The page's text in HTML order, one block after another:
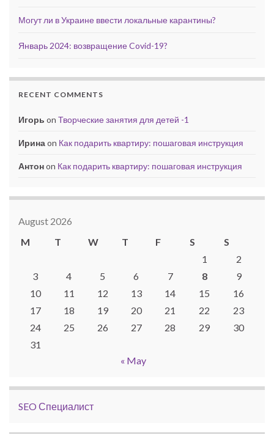
Могут ли в Украине ввести локальные карантины?
Январь 2024: возвращение Covid-19?
RECENT COMMENTS
Игорь on Творческие занятия для детей -1
Иринаon Как подарить квартиру: пошаговая инструкция
Антонon Как подарить квартиру: пошаговая инструкция
August 2026
M
T W T F S
S
1
2
3
4 5 6 7 8
9
10
11 12 13 14 15
16
17
18 19 20 21 22
23
24
25 26 27 28 29
30
31
« May
SEO Специалист